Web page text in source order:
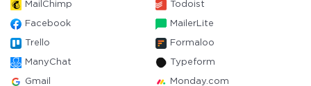
MailChimp Todoist
Facebook MailerLite
Trello Formaloo
ManyChat Typeform
Gmail Monday.com